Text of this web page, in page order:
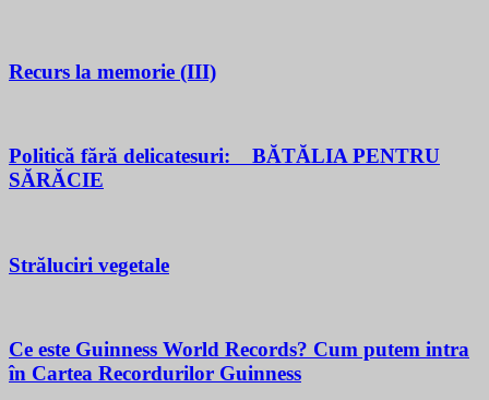
Recurs la memorie (III)
Politică fără delicatesuri: BĂTĂLIA PENTRU
SĂRĂCIE
Străluciri vegetale
Ce este Guinness World Records? Cum putem intra
în Cartea Recordurilor Guinness